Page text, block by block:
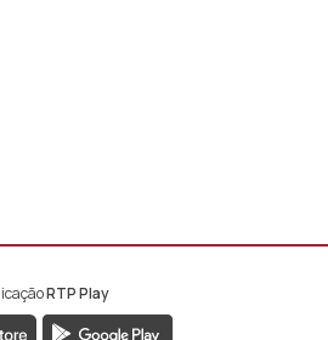
África
África
RTP Play